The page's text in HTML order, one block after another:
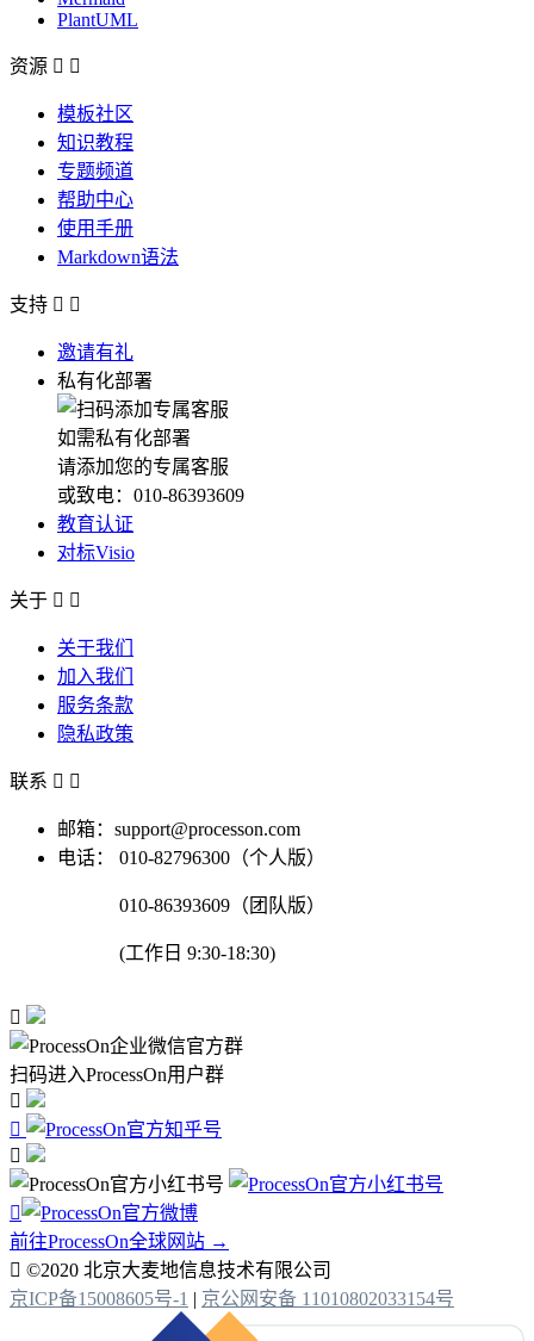
PlantUML
资源  
模板社区
知识教程
专题频道
帮助中心
使用手册
Markdown语法
支持  
邀请有礼
私有化部署
如需私有化部署
请添加您的专属客服
或致电：010-86393609
教育认证
对标Visio
关于  
关于我们
加入我们
服务条款
隐私政策
联系  
邮箱：support@processon.com
电话：
010-82796300（个人版）
010-86393609（团队版）
(工作日 9:30-18:30)

扫码进入ProcessOn用户群




前往ProcessOn全球网站 →
 ©2020 北京大麦地信息技术有限公司
京ICP备15008605号-1 | 京公网安备 11010802033154号